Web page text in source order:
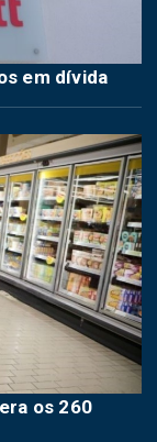
em dívida
os 260